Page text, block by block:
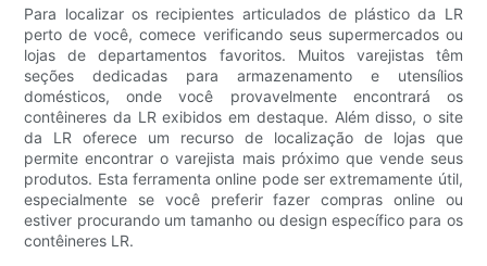
Para localizar os recipientes articulados de plástico da LR
perto de você, comece verificando seus supermercados ou
lojas de departamentos favoritos. Muitos varejistas têm
seções dedicadas para armazenamento e utensílios
domésticos, onde você provavelmente encontrará os
contêineres da LR exibidos em destaque. Além disso, o site
da LR oferece um recurso de localização de lojas que
permite encontrar o varejista mais próximo que vende seus
produtos. Esta ferramenta online pode ser extremamente útil,
especialmente se você preferir fazer compras online ou
estiver procurando um tamanho ou design específico para os
contêineres LR.